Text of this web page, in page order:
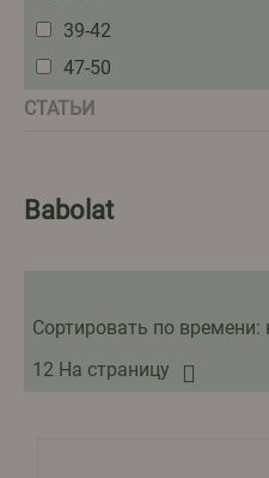
39-42
47-50
СТАТЬИ
Babolat
Сортировать по
12 На страницу